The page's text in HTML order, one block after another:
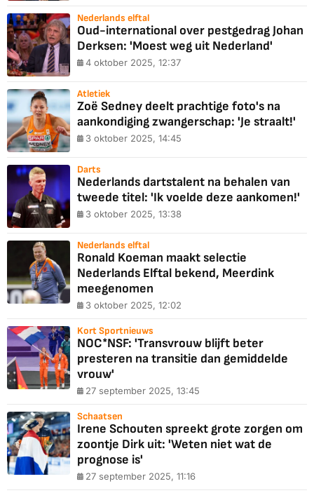
Nederlands elftal
Oud-international over pestgedrag Johan
Derksen: 'Moest weg uit Nederland'
4 oktober 2025, 12:37
Atletiek
Zoë Sedney deelt prachtige foto's na
aankondiging zwangerschap: 'Je straalt!'
3 oktober 2025, 14:45
Darts
Nederlands dartstalent na behalen van
tweede titel: 'Ik voelde deze aankomen!'
3 oktober 2025, 13:38
Nederlands elftal
Ronald Koeman maakt selectie
Nederlands Elftal bekend, Meerdink
meegenomen
3 oktober 2025, 12:02
Kort Sportnieuws
NOC*NSF: 'Transvrouw blijft beter
presteren na transitie dan gemiddelde
vrouw'
27 september 2025, 13:45
Schaatsen
Irene Schouten spreekt grote zorgen om
zoontje Dirk uit: 'Weten niet wat de
prognose is'
27 september 2025, 11:16